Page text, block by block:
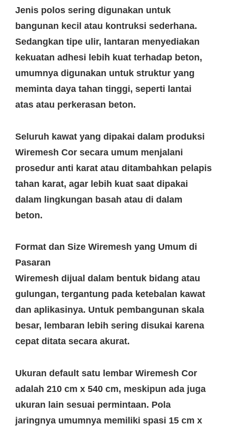
Jenis polos sering digunakan untuk
bangunan kecil atau kontruksi sederhana.
Sedangkan tipe ulir, lantaran menyediakan
kekuatan adhesi lebih kuat terhadap beton,
umumnya digunakan untuk struktur yang
meminta daya tahan tinggi, seperti lantai
atas atau perkerasan beton.
Seluruh kawat yang dipakai dalam produksi
Wiremesh Cor secara umum menjalani
prosedur anti karat atau ditambahkan pelapis
tahan karat, agar lebih kuat saat dipakai
dalam lingkungan basah atau di dalam
beton.
Format dan Size Wiremesh yang Umum di
Pasaran
Wiremesh dijual dalam bentuk bidang atau
gulungan, tergantung pada ketebalan kawat
dan aplikasinya. Untuk pembangunan skala
besar, lembaran lebih sering disukai karena
cepat ditata secara akurat.
Ukuran default satu lembar Wiremesh Cor
adalah 210 cm x 540 cm, meskipun ada juga
ukuran lain sesuai permintaan. Pola
jaringnya umumnya memiliki spasi 15 cm x